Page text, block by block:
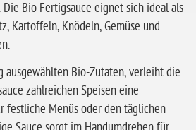
Bio Fertigsauce eignet sich ideal als
Kartoffeln, Knödeln, Gemüse und
ausgewählten Bio-Zutaten, verleiht die
zahlreichen Speisen eine
festliche Menüs oder den täglichen